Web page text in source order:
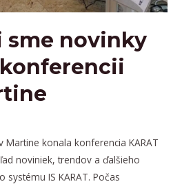
sme novinky
konferencii
Martine konala konferencia KARAT
noviniek, trendov a ďalšieho
IS KARAT. Počas